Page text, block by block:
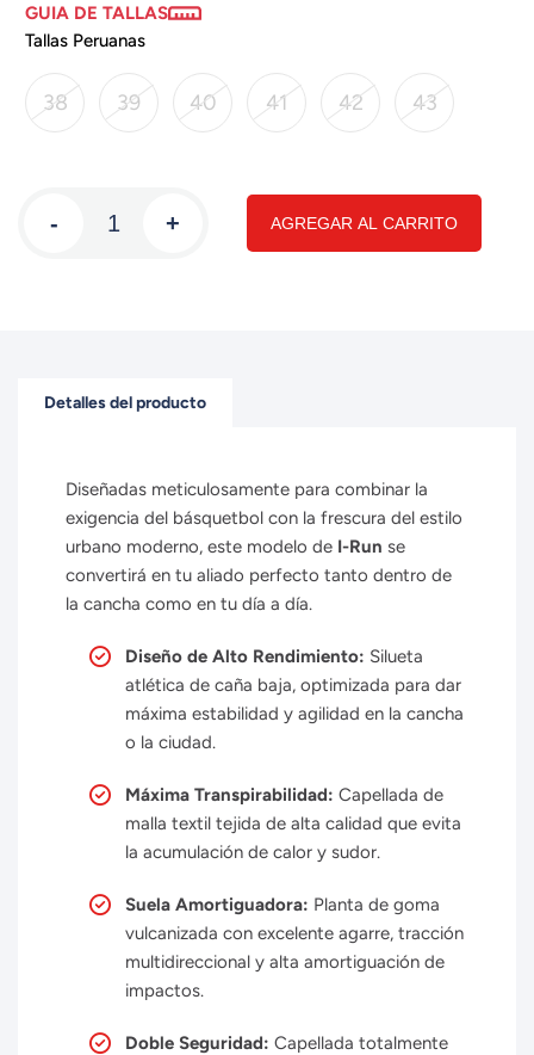
GUIA DE TALLAS
Tallas Peruanas
38 39 40 41 42 43
- + AGREGAR AL CARRITO
Detalles del producto
Diseñadas meticulosamente para combinar la
exigencia del básquetbol con la frescura del estilo
urbano moderno, este modelo de I-Run se
convertirá en tu aliado perfecto tanto dentro de
la cancha como en tu día a día.
Diseño de Alto Rendimiento: Silueta
atlética de caña baja, optimizada para dar
máxima estabilidad y agilidad en la cancha
o la ciudad.
Máxima Transpirabilidad: Capellada de
malla textil tejida de alta calidad que evita
la acumulación de calor y sudor.
Suela Amortiguadora: Planta de goma
vulcanizada con excelente agarre, tracción
multidireccional y alta amortiguación de
impactos.
Doble Seguridad: Capellada totalmente